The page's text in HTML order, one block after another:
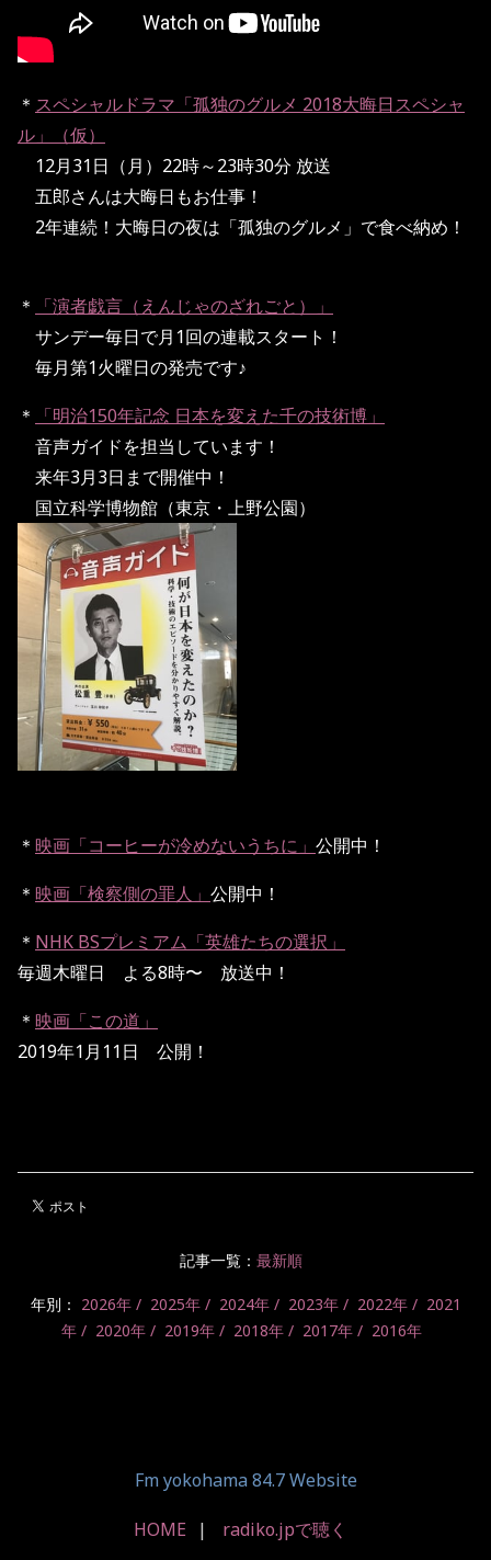
＊ スペシャルドラマ「孤独のグルメ 2018大晦日スペシャ
ル」（仮）
12月31日（月）22時～23時30分 放送
五郎さんは大晦日もお仕事！
2年連続！大晦日の夜は「孤独のグルメ」で食べ納め！
＊
「演者戯言（えんじゃのざれごと）」
サンデー毎日で月1回の連載スタート！
毎月第1火曜日の発売です♪
＊
「明治150年記念 日本を変えた千の技術博」
音声ガイドを担当しています！
来年3月3日まで開催中！
国立科学博物館（東京・上野公園）
＊ 映画「コーヒーが冷めないうちに」 公開中！
＊ 映画「検察側の罪人」 公開中！
＊ NHK BSプレミアム「英雄たちの選択」
毎週木曜日 よる8時〜 放送中！
＊ 映画「この道」
2019年1月11日 公開！
記事一覧： 最新順
年別： 2026年 2025年 2024年 2023年 2022年
2021
年
2020年 2019年 2018年 2017年 2016年
Fm yokohama 84.7 Website
HOME radiko.jpで聴く